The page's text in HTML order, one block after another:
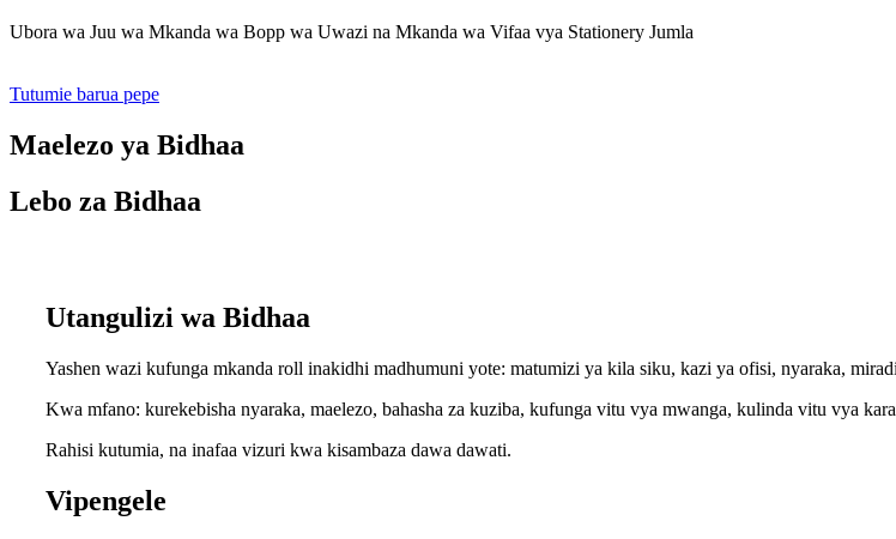
Ubora wa Juu wa Mkanda wa Bopp wa Uwazi na Mkanda wa Vifaa vya Stationery Jumla
Tutumie barua pepe
Maelezo ya Bidhaa
Lebo za Bidhaa
Utangulizi wa Bidhaa
Yashen wazi kufunga mkanda roll inakidhi madhumuni yote: matumizi ya kila siku, kazi ya ofisi, nyaraka,
Kwa mfano: kurekebisha nyaraka, maelezo, bahasha za kuziba, kufunga vitu vya mwanga, kulinda vitu vya
Rahisi kutumia, na inafaa vizuri kwa kisambaza dawa dawati.
Vipengele